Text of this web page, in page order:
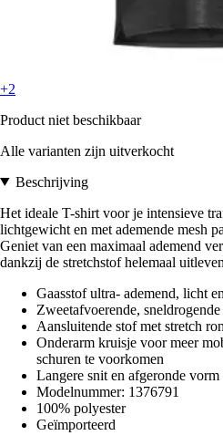
+2
Product niet beschikbaar
Alle varianten zijn uitverkocht
Beschrijving
Het ideale T-shirt voor je intensieve
lichtgewicht en met ademende mesh
Geniet van een maximaal ademend
dankzij de stretchstof helemaal
Gaasstof ultra- ademend, licht
Zweetafvoerende,
Aansluitende stof met stretch
Onderarm kruisje voor meer
schuren te voorkomen
Langere snit en afgeronde
Modelnummer: 1376791
100% polyester
Geïmporteerd